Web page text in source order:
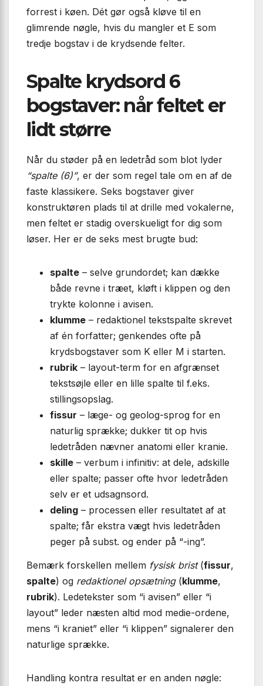
forrest i køen. Dét gør også kløve til en
glimrende nøgle, hvis du mangler et E som
tredje bogstav i de krydsende felter.
Spalte krydsord 6
bogstaver: når feltet er
lidt større
Når du støder på en ledetråd som blot lyder
“spalte (6)”, er der som regel tale om en af de
faste klassikere. Seks bogstaver giver
konstruktøren plads til at drille med vokalerne,
men feltet er stadig overskueligt for dig som
løser. Her er de seks mest brugte bud:
spalte – selve grundordet; kan dække
både revne i træet, kløft i klippen og den
trykte kolonne i avisen.
klumme – redaktionel tekstspalte skrevet
af én forfatter; genkendes ofte på
krydsbogstaver som K eller M i starten.
rubrik – layout-term for en afgrænset
tekstsøjle eller en lille spalte til f.eks.
stillingsopslag.
fissur – læge- og geolog-sprog for en
naturlig sprække; dukker tit op hvis
ledetråden nævner anatomi eller kranie.
skille – verbum i infinitiv: at dele, adskille
eller spalte; passer ofte hvor ledetråden
selv er et udsagnsord.
deling – processen eller resultatet af at
spalte; får ekstra vægt hvis ledetråden
peger på subst. og ender på “-ing”.
Bemærk forskellen mellem fysisk brist(fissur,
spalte) og redaktionel opsætning(klumme,
rubrik). Ledetekster som “i avisen” eller “i
layout” leder næsten altid mod medie-ordene,
mens “i kraniet” eller “i klippen” signalerer den
naturlige sprække.
Handling kontra resultat er en anden nøgle: